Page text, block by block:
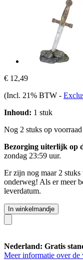
€ 12,49
(Incl. 21% BTW -
Inhoud: 1 stuk
Nog 2 stuks op voorraad
Bezorging uiterlijk op
zondag 23:59 uur.
Er zijn nog maar 2
onderweg! Als er meer
leverdatum.
In winkelmandje
Nederland: Gratis
Meer informatie over de